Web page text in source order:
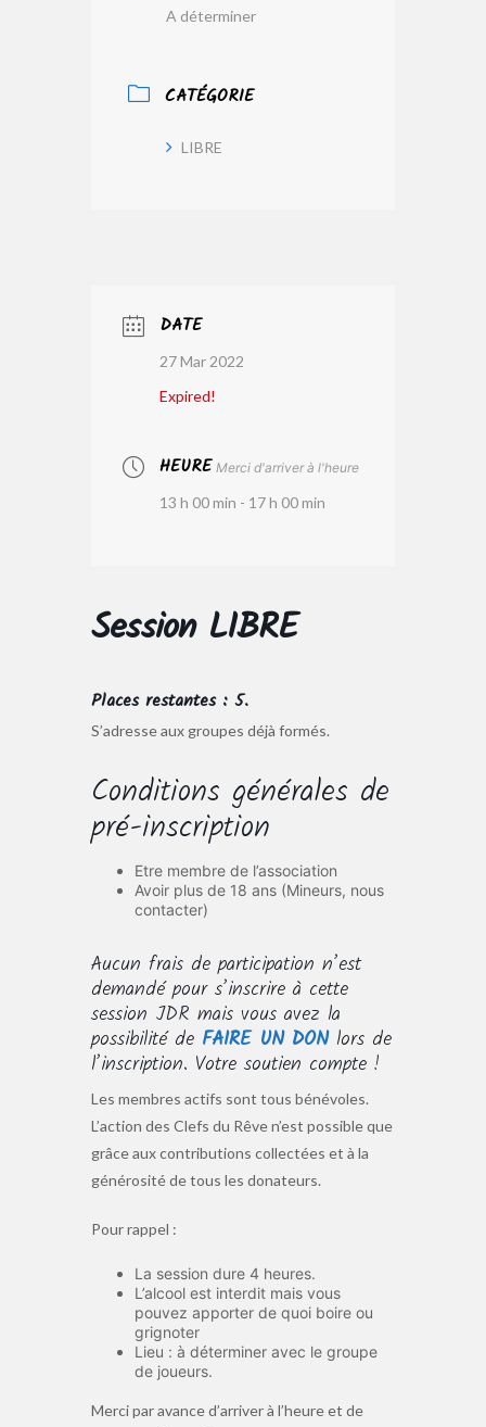
A déterminer
CATÉGORIE
LIBRE
DATE
27 Mar 2022
Expired!
HEURE Merci d'arriver à l'heure
13 h 00 min - 17 h 00 min
Session LIBRE
Places restantes : 5.
S’adresse aux groupes déjà formés.
Conditions générales de
pré-inscription
Etre membre de l’association
Avoir plus de 18 ans (Mineurs, nous
contacter)
Aucun frais de participation n’est
demandé pour s’inscrire à cette
session JDR mais vous avez la
possibilité de FAIRE UN DON lors de
l’inscription. Votre soutien compte !
Les membres actifs sont tous bénévoles.
L’action des Clefs du Rêve n’est possible que
grâce aux contributions collectées et à la
générosité de tous les donateurs.
Pour rappel :
La session dure 4 heures.
L’alcool est interdit mais vous
pouvez apporter de quoi boire ou
grignoter
Lieu : à déterminer avec le groupe
de joueurs.
Merci par avance d’arriver à l’heure et de